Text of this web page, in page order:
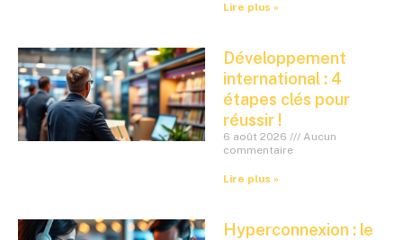
Lire plus »
Développement
international : 4
étapes clés pour
réussir !
6 août 2026
Aucun
commentaire
Lire plus »
Hyperconnexion : le